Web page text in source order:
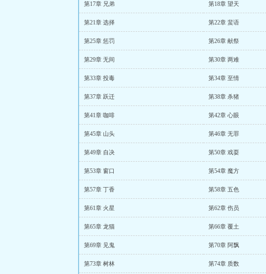
第17章 兄弟 第18章 望天
第21章 选择 第22章 蜚语
第25章 惩罚 第26章 献祭
第29章 无间 第30章 两难
第33章 投毒 第34章 至情
第37章 跃迁 第38章 杀猪
第41章 咖啡 第42章 心眼
第45章 山头 第46章 无罪
第49章 自决 第50章 戏耍
第53章 窗口 第54章 魔方
第57章 丁香 第58章 五色
第61章 火星 第62章 伤员
第65章 龙猫 第66章 覆土
第69章 见鬼 第70章 阿飘
第73章 树林 第74章 质数